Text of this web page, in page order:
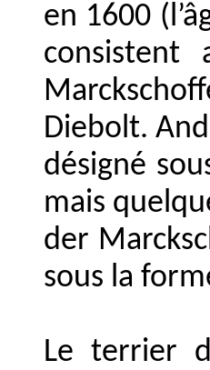
en 1600
consistent
Diebolt.
désigné
mais
der
sous la
Le terrier